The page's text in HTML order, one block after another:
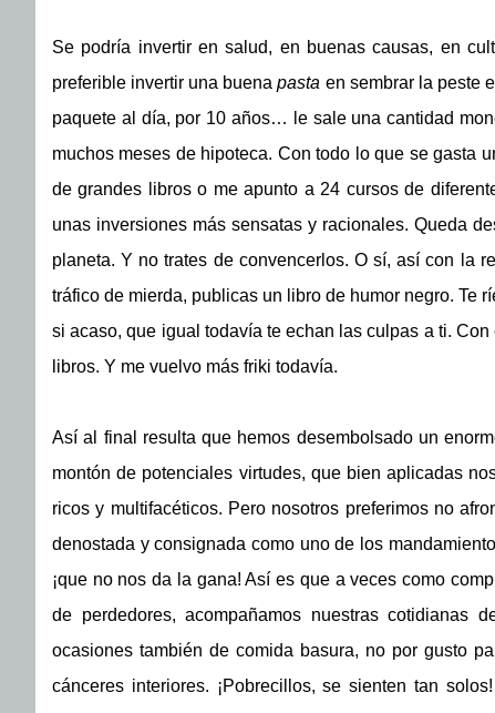
Se podría invertir en salud, en buenas causas, en
preferible invertir una buenapasta en sembrar la peste
paquete al día, por 10 años… le sale una cantidad
muchos meses de hipoteca. Con todo lo que se gasta
de grandes libros o me apunto a 24 cursos de
unas inversiones más sensatas y racionales. Queda
planeta. Y no trates de convencerlos. O sí, así con la
tráfico de mierda, publicas un libro de humor negro. Te
si acaso, que igual todavía te echan las culpas a ti.
libros. Y me vuelvo más friki todavía.
Así al final resulta que hemos desembolsado un
montón de potenciales virtudes, que bien aplicadas
ricos y multifacéticos. Pero nosotros preferimos no
denostada y consignada como uno de los
¡que no nos da la gana! Así es que a veces como
de perdedores, acompañamos nuestras cotidianas
ocasiones también de comida basura, no por gusto
cánceres interiores. ¡Pobrecillos, se sienten tan